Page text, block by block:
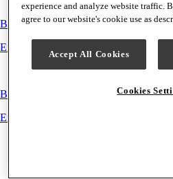
Buscador de máquinas
Encuentre la máquina adecuada para su
Buscador de accesorios
Encuentre el accesorio adecuado para
experience and analyze website traffic.
agree to our website's cookie use as
Accept All Cookies
Cookies